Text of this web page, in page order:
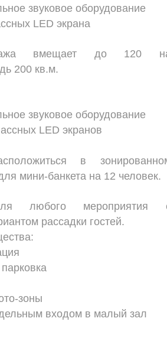
звуковое оборудование
LED экрана
вмещает до 120
200 кв.м.
звуковое оборудование
LED экранов
в
мини-банкета на 12 человек.
любого мероприятия
рассадки гостей.
зоны
входом в малый зал